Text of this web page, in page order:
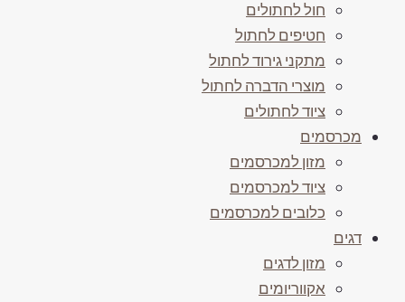
חול לחתולים
חטיפים לחתול
מתקני גירוד לחתול
מוצרי הדברה לחתול
ציוד לחתולים
מכרסמים
מזון למכרסמים
ציוד למכרסמים
כלובים למכרסמים
דגים
מזון לדגים
אקווריומים